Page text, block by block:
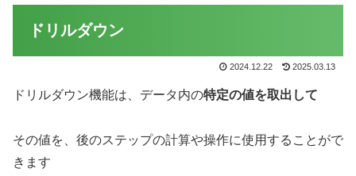
ドリルダウン
2024.12.22 2025.03.13
ドリルダウン機能は、データ内の特定の値を取出して
その値を、後のステップの計算や操作に使用することがで
きます